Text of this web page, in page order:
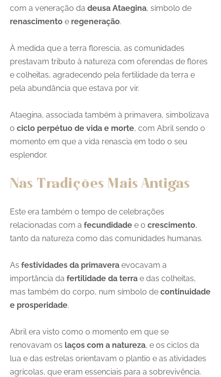
com a veneração da deusa Ataegina, símbolo de
renascimento e regeneração.
À medida que a terra florescia, as comunidades
prestavam tributo à natureza com oferendas de flores
e colheitas, agradecendo pela fertilidade da terra e
pela abundância que estava por vir.
Ataegina, associada também à primavera, simbolizava
o ciclo perpétuo de vida e morte, com Abril sendo o
momento em que a vida renascia em todo o seu
esplendor.
Nas Tradições Mais Antigas
Este era também o tempo de celebrações
relacionadas com a fecundidade e o crescimento,
tanto da natureza como das comunidades humanas.
As festividades da primavera evocavam a
importância da fertilidade da terra e das colheitas,
mas também do corpo, num símbolo de continuidade
e prosperidade.
Abril era visto como o momento em que se
renovavam os laços com a natureza, e os ciclos da
lua e das estrelas orientavam o plantio e as atividades
agrícolas, que eram essenciais para a sobrevivência.